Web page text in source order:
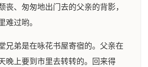
丧、匆匆地出门去的父亲的背影，
难过哟。
兄弟是在咏花书屋寄宿的。父亲在
晚上要到市里去转转的。回来得